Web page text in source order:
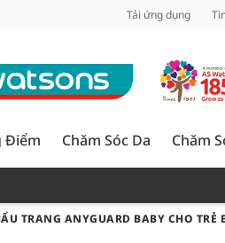
Tải ứng dụng
Điểm Chăm Sóc Da Chăm
TRANG ANYGUARD BABY CHO TRẺ